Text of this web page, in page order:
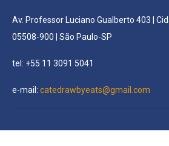
Av. Professor Luciano Gualberto 403 |
05508-900 | São Paulo-SP
tel: +55 11 3091 5041
e-mail: catedrawbyeats@gmail.com